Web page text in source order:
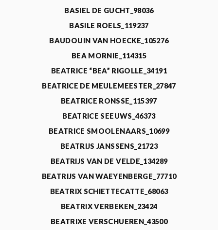
BASIEL DE GUCHT_98036
BASILE ROELS_119237
BAUDOUIN VAN HOECKE_105276
BEA MORNIE_114315
BEATRICE “BEA” RIGOLLE_34191
BEATRICE DE MEULEMEESTER_27847
BEATRICE RONSSE_115397
BEATRICE SEEUWS_46373
BEATRICE SMOOLENAARS_10699
BEATRIJS JANSSENS_21723
BEATRIJS VAN DE VELDE_134289
BEATRIJS VAN WAEYENBERGE_77710
BEATRIX SCHIETTECATTE_68063
BEATRIX VERBEKEN_23424
BEATRIXE VERSCHUEREN_43500